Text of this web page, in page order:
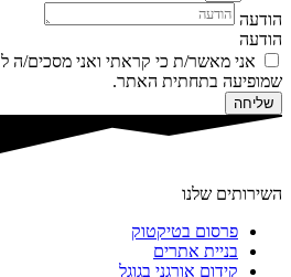
הודעה
הודעה
אני מאשר/ת כי קראתי ואני מסכים/ה ל
שמופיעה בתחתית האתר.
שליחה
השירותים שלנו
פרסום בטיקטוק
בניית אתרים
קידום אורגני בגוגל